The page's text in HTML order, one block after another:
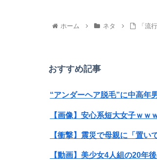
ホーム ネタ 「流
おすすめ記事
“アンダーヘア脱毛”に中高
【画像】安心系短大女子ｗｗ
【衝撃】震災で母親に「置
【動画】美少女4人組の20年